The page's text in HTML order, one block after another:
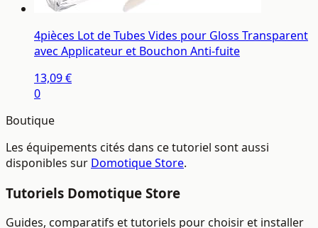
4pièces Lot de Tubes Vides pour Gloss Transparent
avec Applicateur et Bouchon Anti-fuite
13,09 €
0
Boutique
Les équipements cités dans ce tutoriel sont aussi
disponibles sur Domotique Store.
Tutoriels Domotique Store
Guides, comparatifs et tutoriels pour choisir et installer